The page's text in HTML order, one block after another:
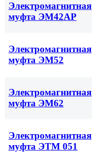
Электромагнитная
муфта ЭМ42АР
Электромагнитная
муфта ЭМ52
Электромагнитная
муфта ЭМ62
Электромагнитная
муфта ЭТМ 051